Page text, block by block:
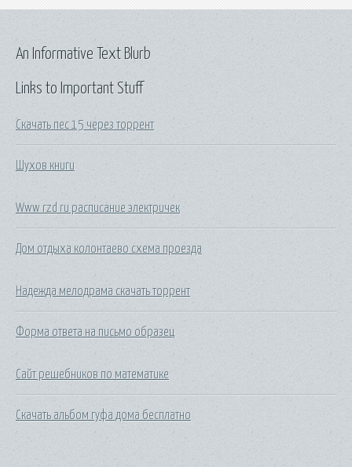
Links to Important Stuff
Скачать пес 15 через торрент
Шухов книги
Www rzd ru расписание электричек
Дом отдыха колонтаево схема проезда
Надежда мелодрама скачать торрент
Форма ответа на письмо образец
Сайт решебников по математике
Скачать альбом гуфа дома бесплатно
An Informative Text Blurb